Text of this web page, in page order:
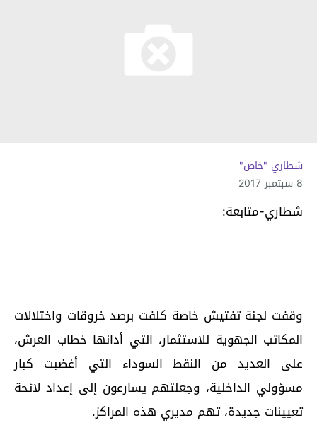
شطاري "خاص"
8 سبتمبر 2017
شطاري-متابعة:
وقفت لجنة تفتيش خاصة كلفت برصد خروقات واختلالات
المكاتب الجهوية للاستثمار، التي أدانها خطاب العرش،
على العديد من النقط السوداء التي أغضبت كبار
مسؤولي الداخلية، وجعلتهم يسارعون إلى إعداد لائحة
تعيينات جديدة، تهم مديري هذه المراكز.